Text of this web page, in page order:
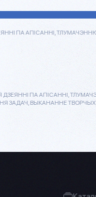
ПА АПІСАННІ, ТЛУМАЧЭННЮ
ПА АПІСАННІ,
ВЫКАНАННЕ ТВОРЧЫХ